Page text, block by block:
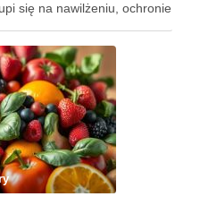
się na nawilżeniu, ochronie
…